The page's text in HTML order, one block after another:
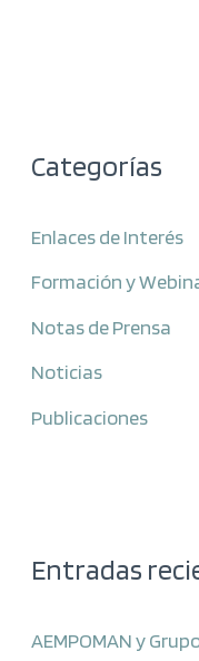
Categorías
Enlaces de Interés
Formación y
Notas de Prensa
Noticias
Publicaciones
Entradas
AEMPOMAN y